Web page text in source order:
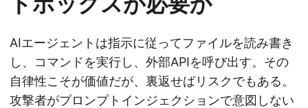
AIエージェントは指示に従ってファイルを読み書き
し、コマンドを実行し、外部APIを呼び出す。その
自律性こそが価値だが、裏返せばリスクでもある。
攻撃者がプロンプトインジェクションで意図しない